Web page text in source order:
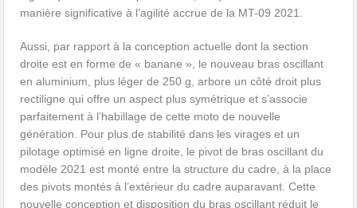
manière significative à l’agilité accrue de la MT-09 2021.
Aussi, par rapport à la conception actuelle dont la section
droite est en forme de « banane », le nouveau bras oscillant
en aluminium, plus léger de 250 g, arbore un côté droit plus
rectiligne qui offre un aspect plus symétrique et s’associe
parfaitement à l’habillage de cette moto de nouvelle
génération. Pour plus de stabilité dans les virages et un
pilotage optimisé en ligne droite, le pivot de bras oscillant du
modèle 2021 est monté entre la structure du cadre, à la place
des pivots montés à l’extérieur du cadre auparavant. Cette
nouvelle conception et disposition du bras oscillant réduit le